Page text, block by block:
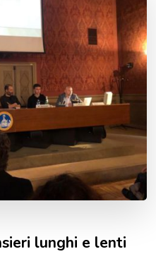
lunghi e lenti